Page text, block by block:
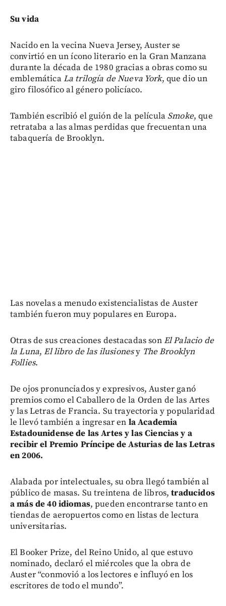
Su vida
Nacido en la vecina Nueva Jersey, Auster se
convirtió en un ícono literario en la Gran Manzana
durante la década de 1980 gracias a obras como su
emblemáticaLa trilogía de Nueva York, que dio un
giro filosófico al género policíaco.
También escribió el guión de la película Smoke, que
retrataba a las almas perdidas que frecuentan una
tabaquería de Brooklyn.
Las novelas a menudo existencialistas de Auster
también fueron muy populares en Europa.
Otras de sus creaciones destacadas sonEl Palacio de
la Luna,El libro de las ilusionesy The Brooklyn
Follies.
De ojos pronunciados y expresivos, Auster ganó
premios como el Caballero de la Orden de las Artes
y las Letras de Francia. Su trayectoria y popularidad
le llevó también a ingresar en la Academia
Estadounidense de las Artes y las Ciencias y a
recibir el Premio Príncipe de Asturias de las Letras
en 2006.
Alabada por intelectuales, su obra llegó también al
público de masas. Su treintena de libros,traducidos
a más de 40 idiomas, pueden encontrarse tanto en
tiendas de aeropuertos como en listas de lectura
universitarias.
El Booker Prize, del Reino Unido, al que estuvo
nominado, declaró el miércoles que la obra de
Auster “conmovió a los lectores e influyó en los
escritores de todo el mundo”.